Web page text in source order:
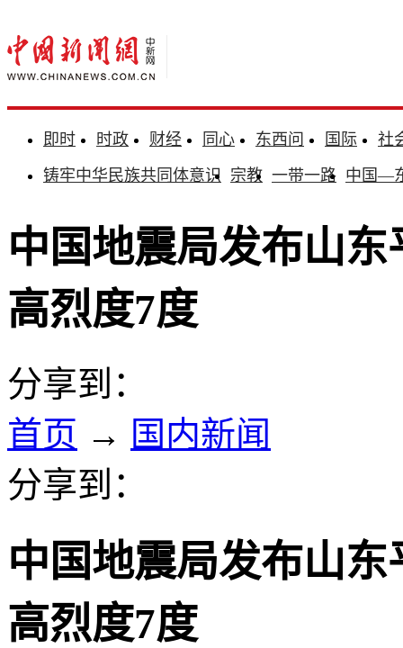
即时 时政 财经 同心 东西问 国际
社
铸牢中华民族共同体意识 宗教 一带一路 中国—
中国地震局发布山
高烈度7度
分享到：
首页 → 国内新闻
分享到：
中国地震局发布山
高烈度7度